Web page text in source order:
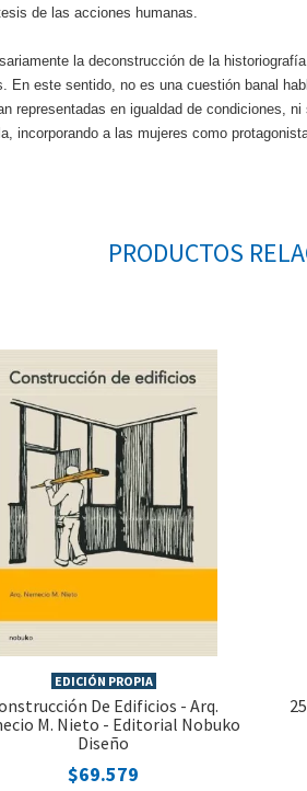
de las acciones humanas.
la deconstrucción de la
este sentido, no es una cuestión banal
representadas en igualdad de condiciones,
incorporando a las mujeres como
PRODUCTOS
EDICIÓN PROPIA
De Edificios - Arq.
M. Nieto - Editorial Nobuko
Diseño
$69.579